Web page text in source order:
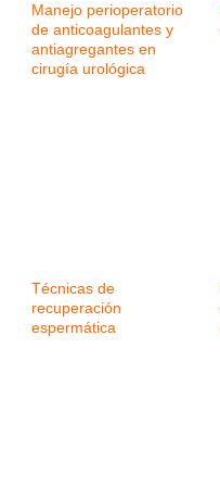
Manejo perioperatorio
de anticoagulantes y
antiagregantes en
cirugía urológica
Técnicas de
recuperación
espermática